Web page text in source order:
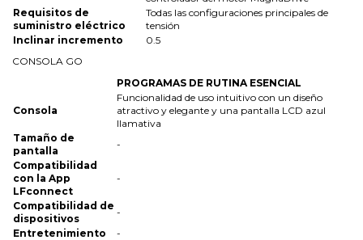
Requisitos de
suministro eléctrico
Todas las configuraciones principales de
tensión
Inclinar incremento
0.5
CONSOLA GO
PROGRAMAS DE RUTINA ESENCIAL
Consola
Funcionalidad de uso intuitivo con un diseño
atractivo y elegante y una pantalla LCD azul
llamativa
Tamaño de
pantalla
-
Compatibilidad
con la App
LFconnect
-
Compatibilidad de
dispositivos
-
Entretenimiento
-